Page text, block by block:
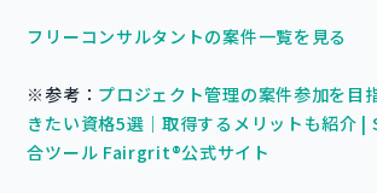
フリーコンサルタントの案件一覧を見る
※参考： プロジェクト管理の案件参加を目
きたい資格5選｜取得するメリットも紹介 |
合ツール Fairgrit®公式サイト